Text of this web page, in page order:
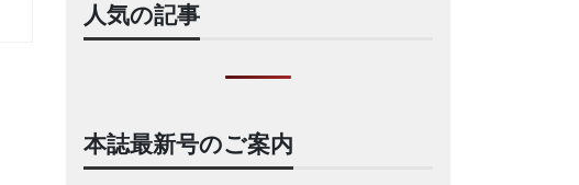
人気の記事
本誌最新号のご案内